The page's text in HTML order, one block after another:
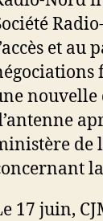
et au
nouvelle
de
17 juin,